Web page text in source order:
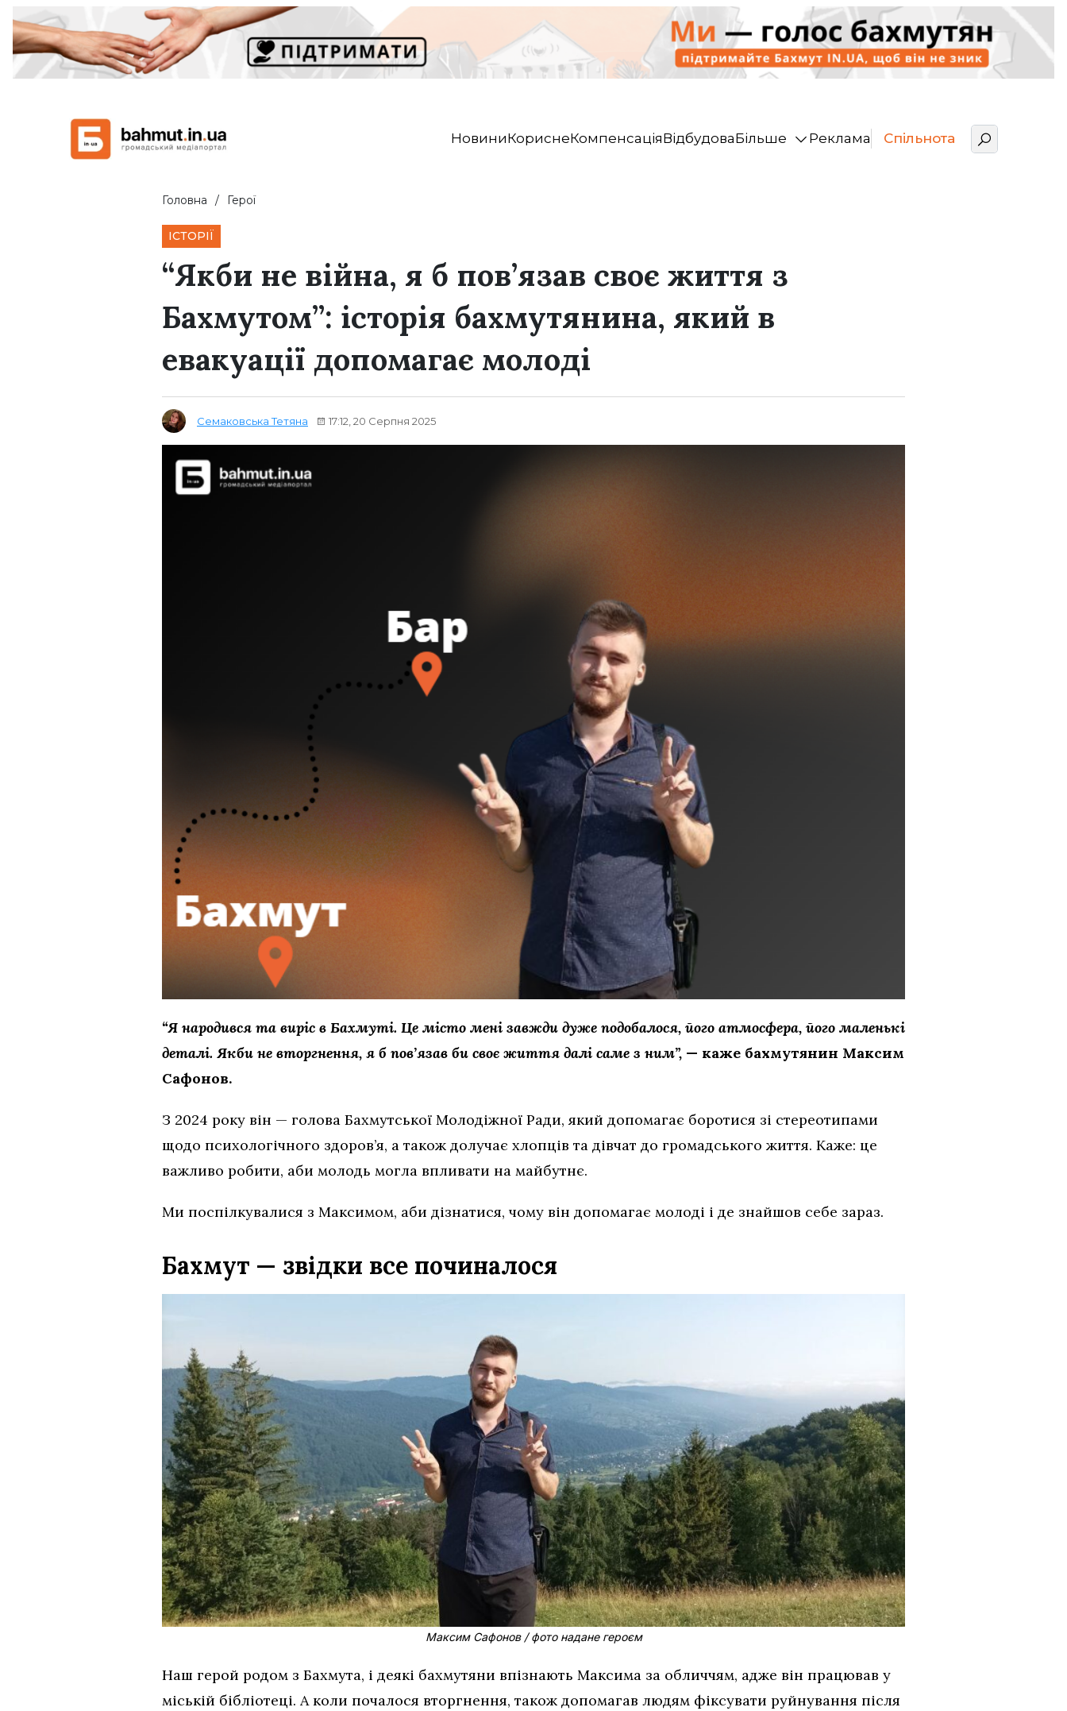
НовиниКориснеКомпенсаціяВідбудоваБільше Реклама Спільнота
Головна Герої
ІСТОРІЇ
“Якби не війна, я б пов’язав своє життя з
Бахмутом”: історія бахмутянина, який в
евакуації допомагає молоді
Семаковська Тетяна 17:12, 20 Серпня 2025
“Я народився та виріс в Бахмуті. Це місто мені завжди дуже подобалося, його атмосфера, його маленькі
деталі. Якби не вторгнення, я б пов’язав би своє життя далі саме з ним”, — каже бахмутянин Максим
Сафонов.
З 2024 року він — голова Бахмутської Молодіжної Ради, який допомагає боротися зі стереотипами
щодо психологічного здоров’я, а також долучає хлопців та дівчат до громадського життя. Каже: це
важливо робити, аби молодь могла впливати на майбутнє.
Ми поспілкувалися з Максимом, аби дізнатися, чому він допомагає молоді і де знайшов себе зараз.
Бахмут — звідки все починалося
Максим Сафонов / фото надане героєм
Наш герой родом з Бахмута, і деякі бахмутяни впізнають Максима за обличчям, адже він працював у
міській бібліотеці. А коли почалося вторгнення, також допомагав людям фіксувати руйнування після